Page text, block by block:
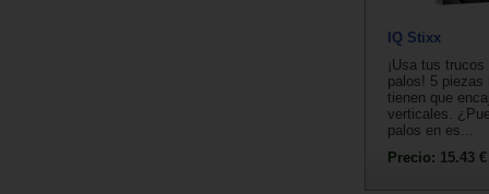
IQ Stixx
¡Usa tus
palos! 5 piezas
tienen que
verticales.
palos en es...
Precio: 15.43 €